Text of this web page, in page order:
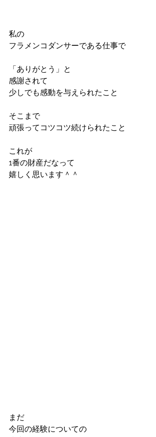
私の
フラメンコダンサーである仕事で
「ありがとう」と
感謝されて
少しでも感動を与えられたこと
そこまで
頑張ってコツコツ続けられたこと
これが
1番の財産だなって
嬉しく思います＾＾
まだ
今回の経験についての